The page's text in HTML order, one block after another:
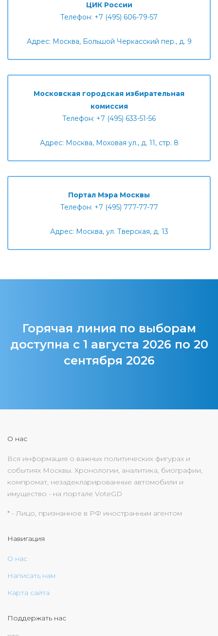
ЦИК России
Телефон: +7 (495) 606-79-57
Адрес: Москва, Большой Черкасский пер., д. 9
Московская городская избирательная
комиссия
Телефон: +7 (495) 633-51-56
Адрес: Москва, Моховая ул., д. 11, стр. 8
Портал Мэра Москвы
Телефон: +7 (495) 777-77-77
Адрес: Москва, ул. Тверская, д. 13
Горячая линия по выборам
доступна с 1 августа 2026 по 20
сентября 2026
О нас
Вся информация о важных политических фигурах и
событиях Москвы. Хронологии, аналитика, биографии,
компромат, незадекларированные автомобили и
имущество - на портале VoteGD
* - Лицо, признанное в РФ иностранным агентом
Навигация
О нас
Написать нам
Карта сайта
Поддержать нас